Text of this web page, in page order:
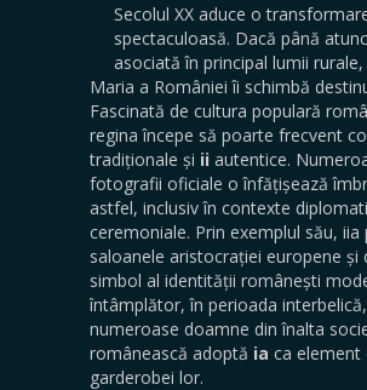
Secolul XX aduce o
spectaculoasă. Dacă până
asociată în principal lumii rurale,
Maria a României îi schimbă
Fascinată de cultura populară
regina începe să poarte frecvent
tradiționale și ii autentice.
fotografii oficiale o înfățișează
astfel, inclusiv în contexte
ceremoniale. Prin exemplul său, iia
saloanele aristocrației europene și
simbol al identității românești
întâmplător, în perioada interbelică,
numeroase doamne din înalta
românească adoptă ia ca element
garderobei lor.